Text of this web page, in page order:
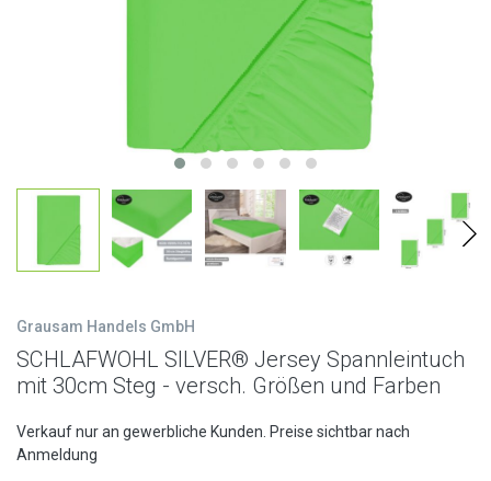
Grausam Handels GmbH
SCHLAFWOHL SILVER® Jersey Spannleintuch
mit 30cm Steg - versch. Größen und Farben
Verkauf nur an gewerbliche Kunden. Preise sichtbar nach
Anmeldung